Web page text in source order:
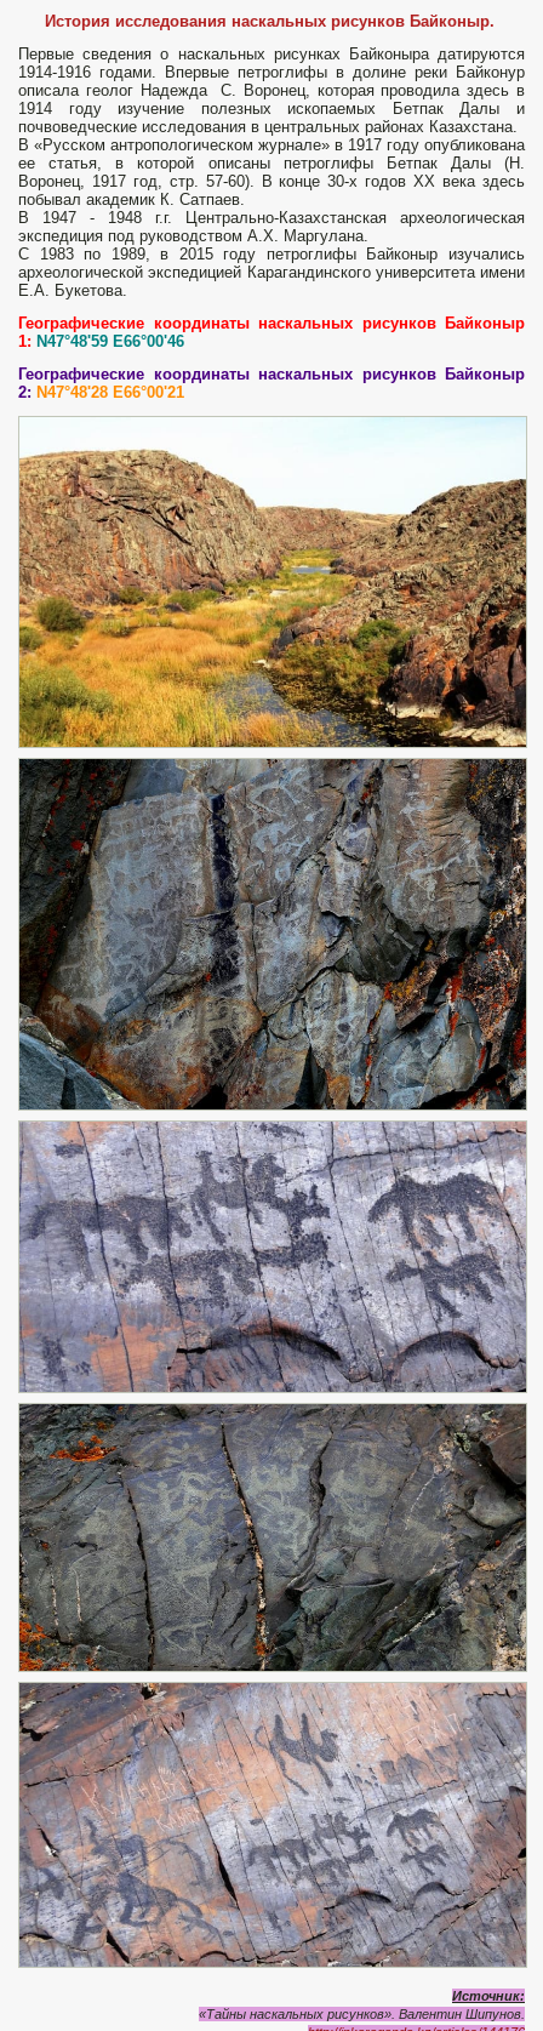
История исследования наскальных рисунков Байконыр.
Первые сведения о наскальных рисунках Байконыра датируются
1914-1916 годами. Впервые петроглифы в долине реки Байконур
описала геолог Надежда С. Воронец, которая проводила здесь в
1914 году изучение полезных ископаемых Бетпак Далы и
почвоведческие исследования в центральных районах Казахстана.
В «Русском антропологическом журнале» в 1917 году опубликована
ее статья, в которой описаны петроглифы Бетпак Далы (Н.
Воронец, 1917 год, стр. 57-60). В конце 30-х годов XX века здесь
побывал академик К. Сатпаев.
В 1947 - 1948 г.г. Центрально-Казахстанская археологическая
экспедиция под руководством А.Х. Маргулана.
С 1983 по 1989, в 2015 году петроглифы Байконыр изучались
археологической экспедицией Карагандинского университета имени
Е.А. Букетова.
Географические координаты наскальных рисунков Байконыр
1: N47°48'59 E66°00'46
Географические координаты наскальных рисунков Байконыр
2: N47°48'28 E66°00'21
Источник:
«Тайны наскальных рисунков». Валентин Шипунов.